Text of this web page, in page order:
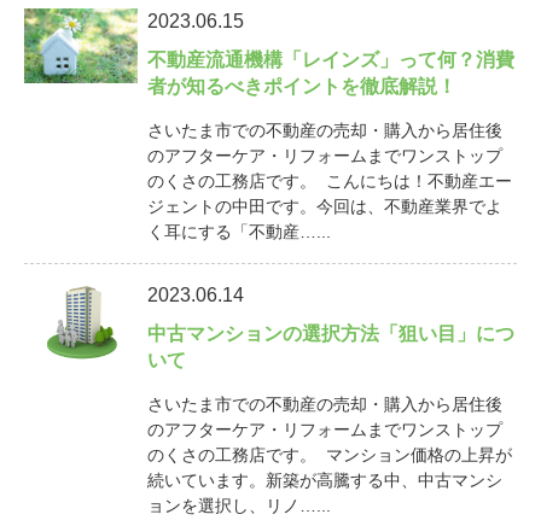
2023.06.15
不動産流通機構「レインズ」って何？消費
者が知るべきポイントを徹底解説！
さいたま市での不動産の売却・購入から居住後
のアフターケア・リフォームまでワンストップ
のくさの工務店です。 こんにちは！不動産エー
ジェントの中田です。今回は、不動産業界でよ
く耳にする「不動産…...
2023.06.14
中古マンションの選択方法「狙い目」につ
いて
さいたま市での不動産の売却・購入から居住後
のアフターケア・リフォームまでワンストップ
のくさの工務店です。 マンション価格の上昇が
続いています。新築が高騰する中、中古マンシ
ョンを選択し、リノ…...